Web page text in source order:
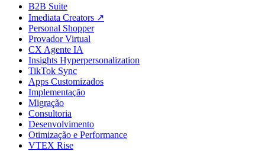
B2B Suite
Imediata Creators ↗
Personal Shopper
Provador Virtual
CX Agente IA
Insights Hyperpersonalization
TikTok Sync
Apps Customizados
Implementação
Migração
Consultoria
Desenvolvimento
Otimização e Performance
VTEX Rise